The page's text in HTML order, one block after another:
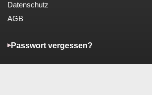
Datenschutz
AGB
Passwort vergessen?